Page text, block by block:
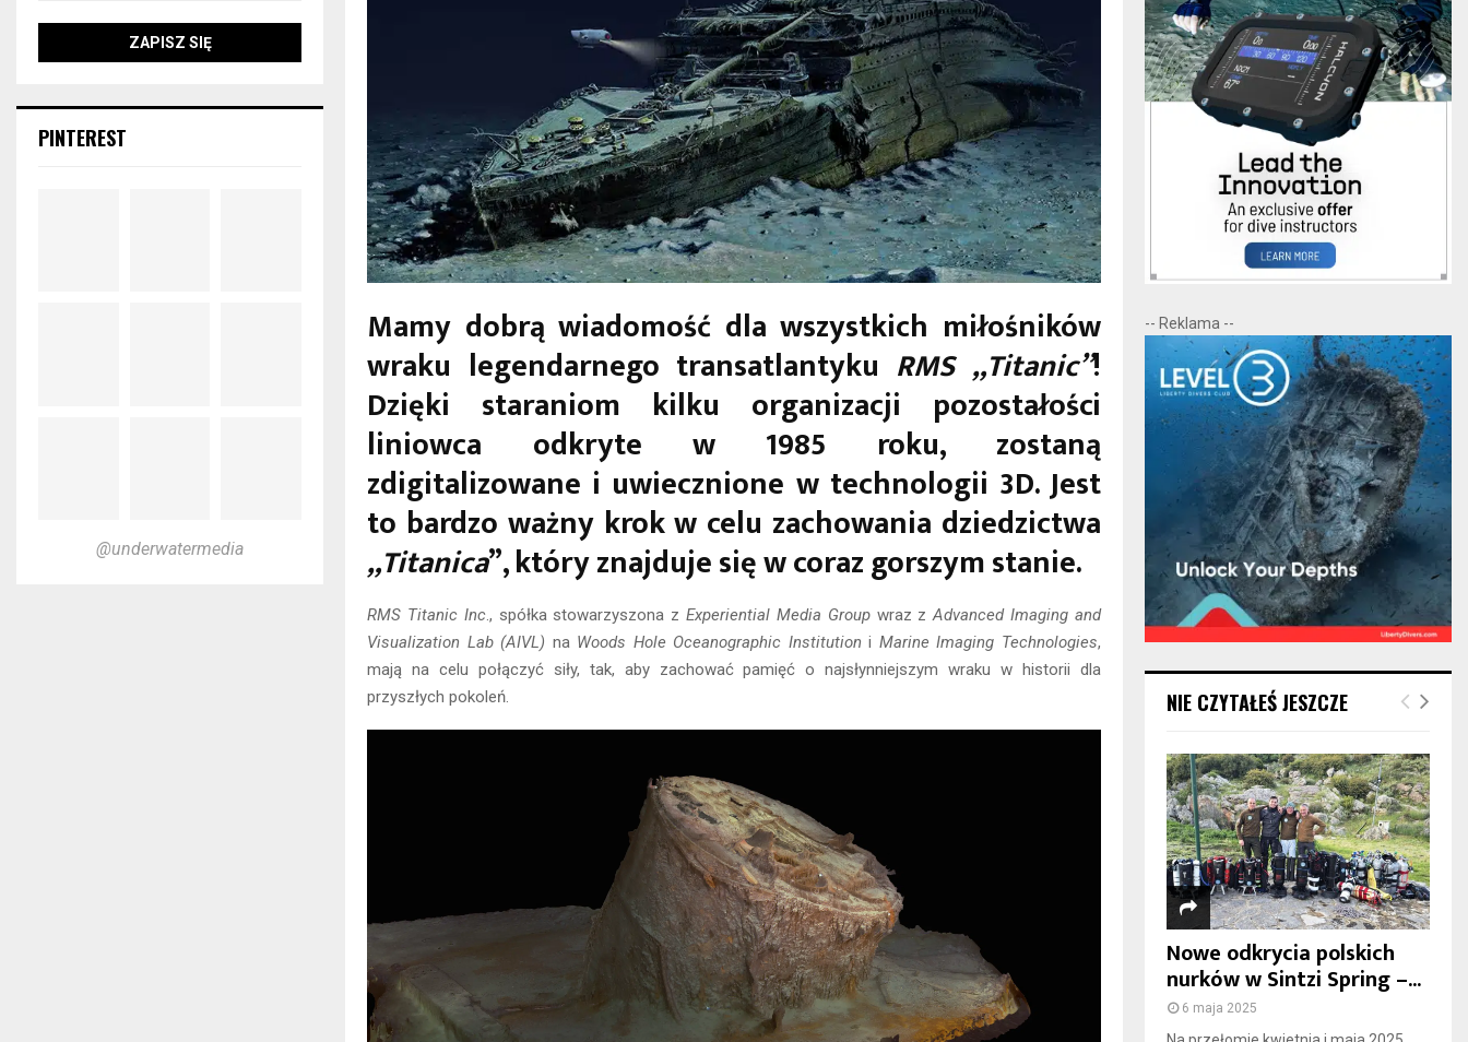
Mamy dobrą wiadomość dla wszystkich miłośników
wraku legendarnego transatlantyku RMS „Titanic”!
Dzięki staraniom kilku organizacji pozostałości
liniowca odkryte w 1985 roku, zostaną
zdigitalizowane i uwiecznione w technologii 3D. Jest
to bardzo ważny krok w celu zachowania dziedzictwa
„Titanica”, który znajduje się w coraz gorszym stanie.
RMS Titanic Inc., spółka stowarzyszona z Experiential Media Groupwraz zAdvanced Imaging and
Visualization Lab (AIVL) na Woods Hole Oceanographic Institution i Marine Imaging Technologies,
mają na celu połączyć siły, tak, aby zachować pamięć o najsłynniejszym wraku w historii dla
przyszłych pokoleń.
PINTEREST
@underwatermedia
-- Reklama --
NIE CZYTAŁEŚ JESZCZE
Nowe odkrycia polskich
nurków w Sintzi Spring –...
6 maja 2025